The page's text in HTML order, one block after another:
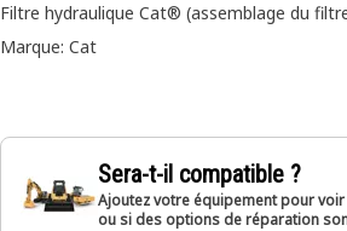
Filtre hydraulique Cat® (assemblage du
Marque: Cat
Sera-t-il compatible ?
Ajoutez votre équipement pour
ou si des options de réparation